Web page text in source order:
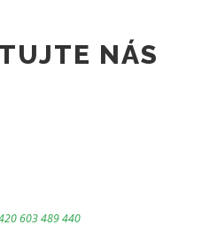
NÁS
603 489 440